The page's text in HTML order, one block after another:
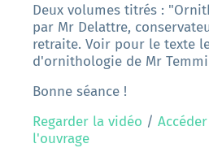
Deux volumes titrés :
par Mr Delattre,
retraite. Voir pour le texte
d'ornithologie de Mr
Bonne séance !
Regarder la vidéo /
l'ouvrage